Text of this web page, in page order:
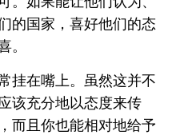
的国家，喜好他们的态
。
挂在嘴上。虽然这并不
该充分地以态度来传
而且你也能相对地给予